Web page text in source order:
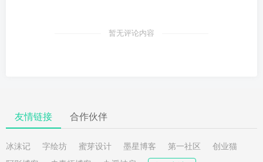
暂无评论内容
友情链接 合作伙伴
冰沫记 字绘坊 蜜芽设计 墨星博客 第一社区
创业猫